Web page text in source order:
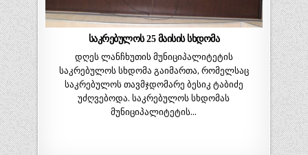
საკრებულოს 25 მაისის სხდომა
დღეს ლანჩხუთის მუნიციპალიტეტის
საკრებულოს სხდომა გაიმართა, რომელსაც
საკრებულოს თავმჯდომარე ბესიკ ტაბიძე
უძღვებოდა. საკრებულოს სხდომას
მუნიციპალიტეტის…